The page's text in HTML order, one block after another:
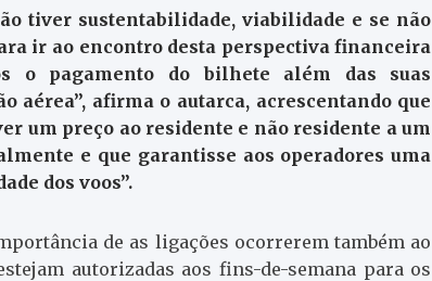
tiver sustentabilidade, viabilidade e se não
ir ao encontro desta perspectiva financeira
o pagamento do bilhete além das suas
aérea”, afirma o autarca, acrescentando que
um preço ao residente e não residente a um
e que garantisse aos operadores uma
dos voos”.
de as ligações ocorrerem também ao
autorizadas aos fins-de-semana para os